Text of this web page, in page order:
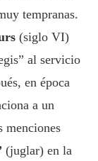
tempranas.
(siglo VI)
al servicio
en época
a un
menciones
(juglar) en la